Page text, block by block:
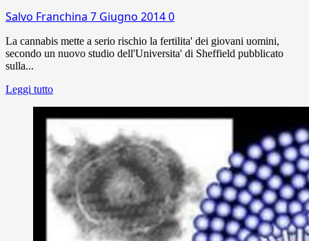
Salvo Franchina 7 Giugno 20140
La cannabis mette a serio rischio la fertilita' dei giovani uomini,
secondo un nuovo studio dell'Universita' di Sheffield pubblicato
sulla...
Leggi tutto